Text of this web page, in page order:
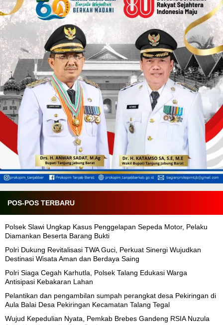
POS-POS TERBARU
Polsek Slawi Ungkap Kasus Penggelapan Sepeda Motor, Pelaku
Diamankan Beserta Barang Bukti
Polri Dukung Revitalisasi TWA Guci, Perkuat Sinergi Wujudkan
Destinasi Wisata Aman dan Berdaya Saing
Polri Siaga Cegah Karhutla, Polsek Talang Edukasi Warga
Antisipasi Kebakaran Lahan
Pelantikan dan pengambilan sumpah perangkat desa Pekiringan di
Aula Balai Desa Pekiringan Kecamatan Talang Tegal
Wujud Kepedulian Nyata, Pemkab Brebes Gandeng RSIA Nuzula